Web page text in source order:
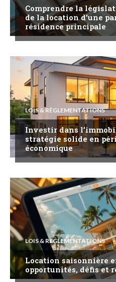
Comprendre la
de la location d’une
résidence principale
LOIS & RÈGLEMENTATIONS
Investir dans
stratégie solide en
économique
LOIS & RÈGLEMENTATIONS
Location saisonnière
opportunités, défis et